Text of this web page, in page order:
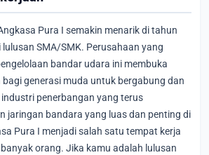
Pura I semakin menarik di tahun
SMA/SMK. Perusahaan yang
bandar udara ini membuka
generasi muda untuk bergabung dan
penerbangan yang terus
jaringan bandara yang luas dan penting di
Pura I menjadi salah satu tempat kerja
orang. Jika kamu adalah lulusan